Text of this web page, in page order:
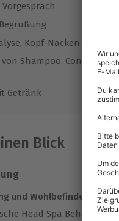
Kopf-Nacken-
Shampoo,
Getränk
Blick
und Wohlbefinden mit
Head Spa